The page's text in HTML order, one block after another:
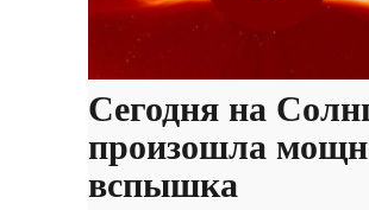
Сегодня на
произошла
вспышка